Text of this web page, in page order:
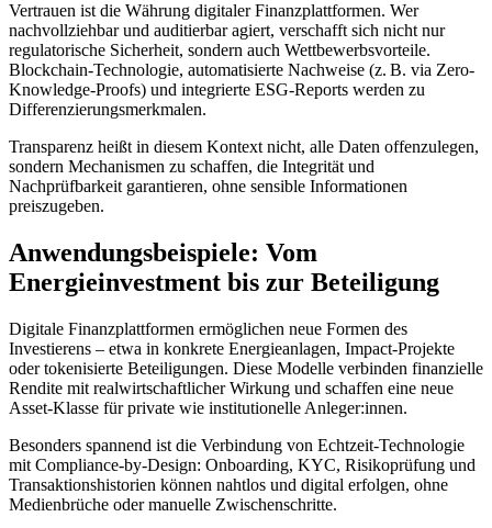
Vertrauen ist die Währung digitaler Finanzplattformen. Wer
nachvollziehbar und auditierbar agiert, verschafft sich nicht nur
regulatorische Sicherheit, sondern auch Wettbewerbsvorteile.
Blockchain-Technologie, automatisierte Nachweise (z. B. via Zero-
Knowledge-Proofs) und integrierte ESG-Reports werden zu
Differenzierungsmerkmalen.
Transparenz heißt in diesem Kontext nicht, alle Daten offenzulegen,
sondern Mechanismen zu schaffen, die Integrität und
Nachprüfbarkeit garantieren, ohne sensible Informationen
preiszugeben.
Anwendungsbeispiele: Vom
Energieinvestment bis zur Beteiligung
Digitale Finanzplattformen ermöglichen neue Formen des
Investierens – etwa in konkrete Energieanlagen, Impact-Projekte
oder tokenisierte Beteiligungen. Diese Modelle verbinden finanzielle
Rendite mit realwirtschaftlicher Wirkung und schaffen eine neue
Asset-Klasse für private wie institutionelle Anleger:innen.
Besonders spannend ist die Verbindung von Echtzeit-Technologie
mit Compliance-by-Design: Onboarding, KYC, Risikoprüfung und
Transaktionshistorien können nahtlos und digital erfolgen, ohne
Medienbrüche oder manuelle Zwischenschritte.